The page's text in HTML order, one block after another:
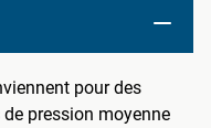
pour des
pression moyenne